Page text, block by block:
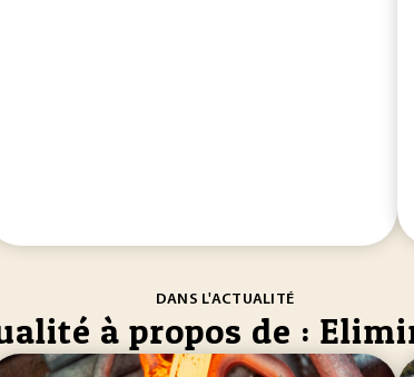
DANS L'ACTUALITÉ
à propos de :